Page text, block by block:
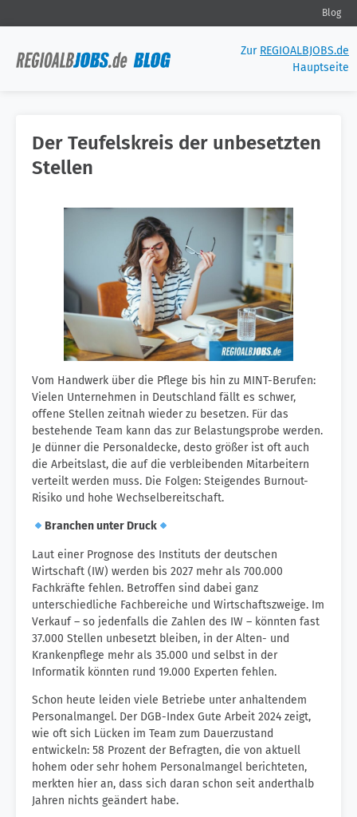
Blog
Zur REGIOALBJOBS.de
Hauptseite
Der Teufelskreis der unbesetzten
Stellen
Vom Handwerk über die Pflege bis hin zu MINT-Berufen:
Vielen Unternehmen in Deutschland fällt es schwer,
offene Stellen zeitnah wieder zu besetzen. Für das
bestehende Team kann das zur Belastungsprobe werden.
Je dünner die Personaldecke, desto größer ist oft auch
die Arbeitslast, die auf die verbleibenden Mitarbeitern
verteilt werden muss. Die Folgen: Steigendes Burnout-
Risiko und hohe Wechselbereitschaft.
Branchen unter Druck
Laut einer Prognose des Instituts der deutschen
Wirtschaft (IW) werden bis 2027 mehr als 700.000
Fachkräfte fehlen. Betroffen sind dabei ganz
unterschiedliche Fachbereiche und Wirtschaftszweige. Im
Verkauf – so jedenfalls die Zahlen des IW – könnten fast
37.000 Stellen unbesetzt bleiben, in der Alten- und
Krankenpflege mehr als 35.000 und selbst in der
Informatik könnten rund 19.000 Experten fehlen.
Schon heute leiden viele Betriebe unter anhaltendem
Personalmangel. Der DGB-Index Gute Arbeit 2024 zeigt,
wie oft sich Lücken im Team zum Dauerzustand
entwickeln: 58 Prozent der Befragten, die von aktuell
hohem oder sehr hohem Personalmangel berichteten,
merkten hier an, dass sich daran schon seit anderthalb
Jahren nichts geändert habe.